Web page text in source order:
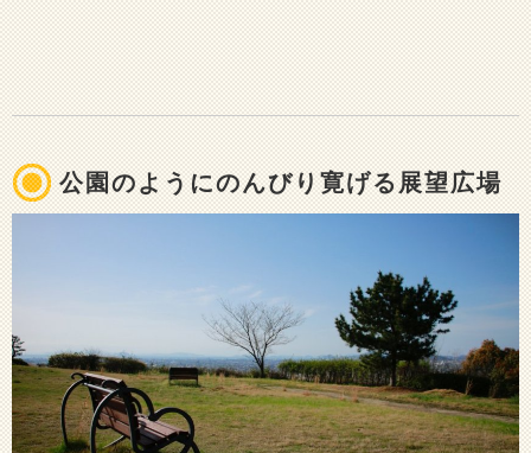
公園のようにのんびり寛げる展望広場